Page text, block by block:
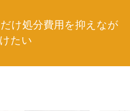
け処分費用を抑えなが
たい